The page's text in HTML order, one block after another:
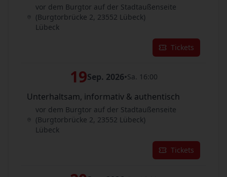
vor dem Burgtor auf der Stadtaußenseite
(Burgtorbrücke 2, 23552 Lübeck)
Lübeck
Tickets
19Sep. 2026•Sa. 16:00
Unterhaltsam, informativ & authentisch
vor dem Burgtor auf der Stadtaußenseite
(Burgtorbrücke 2, 23552 Lübeck)
Lübeck
Tickets